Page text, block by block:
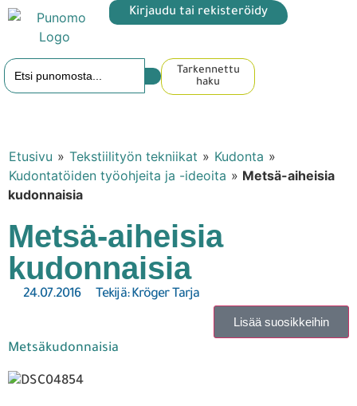
Kirjaudu tai rekisteröidy
Tarkennettu
haku
Etusivu » Tekstiilityön tekniikat » Kudonta »
Kudontatöiden työohjeita ja -ideoita » Metsä-aiheisia
kudonnaisia
Metsä-aiheisia
kudonnaisia
24.07.2016 Tekijä:Kröger Tarja
Lisää suosikkeihin
Metsäkudonnaisia